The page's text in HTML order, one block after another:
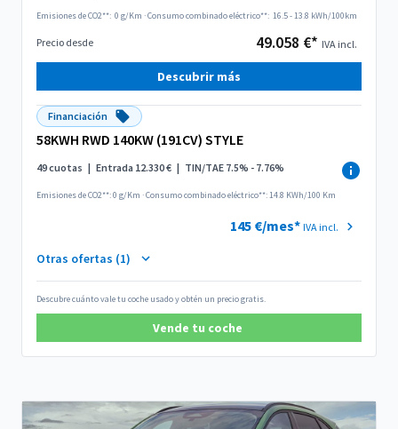
Emisiones de CO2**: 0 g/Km ·Consumo combinado eléctrico**: 16.5 - 13.8 kWh/100km
Precio desde 49.058 €* IVA incl.
Descubrir más
Financiación
58KWH RWD 140KW (191CV) STYLE
49 cuotas | Entrada 12.330 € | TIN/TAE 7.5% - 7.76%
Emisiones de CO2**: 0 g/Km ·Consumo combinado eléctrico**: 14.8 KWh/100 Km
145 €/mes* IVA incl.
Otras ofertas (1)
Descubre cuánto vale tu coche usado y obtén un precio gratis.
Vende tu coche